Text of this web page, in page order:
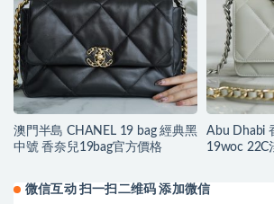
澳門半島 CHANEL 19 bag 經典黑
中號 香奈兒19bag官方價格
Abu Dhabi
微信互动 扫一扫二维码 添加微信